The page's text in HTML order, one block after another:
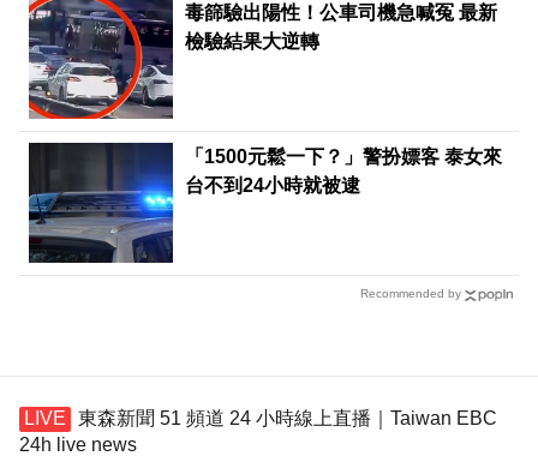
毒篩驗出陽性！公車司機急喊冤 最新
檢驗結果大逆轉
「1500元鬆一下？」警扮嫖客 泰女來
台不到24小時就被逮
Recommended by
東森新聞 51 頻道 24 小時線上直播｜Taiwan EBC
24h live news